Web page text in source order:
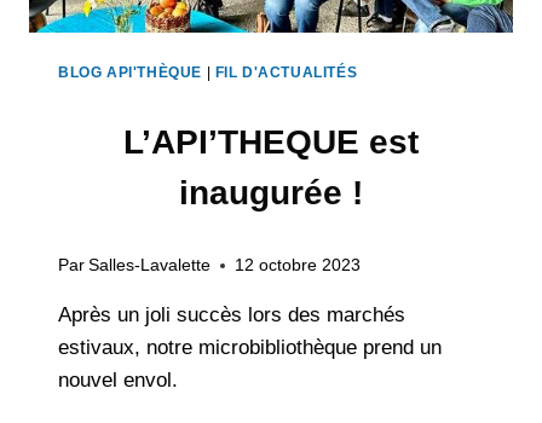
BLOG API'THÈQUE | FIL D'ACTUALITÉS
L’API’THEQUE est
inaugurée !
Par Salles-Lavalette 12 octobre 2023
Après un joli succès lors des marchés
estivaux, notre microbibliothèque prend un
nouvel envol.